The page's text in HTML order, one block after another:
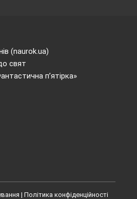
(naurok.ua)
свят
п’ятірка»
| Політика конфіденційності